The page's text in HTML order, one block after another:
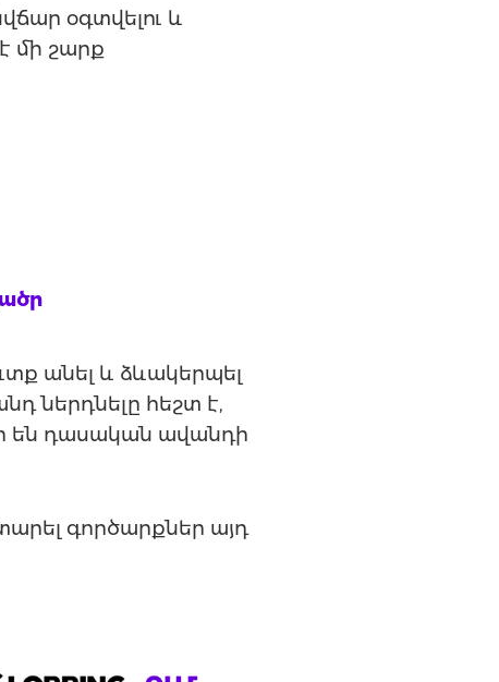
օգտվելու և
մի շարք
անել և ձևակերպել
ներդնելը հեշտ է,
են դասական ավանդի
գործարքներ այդ